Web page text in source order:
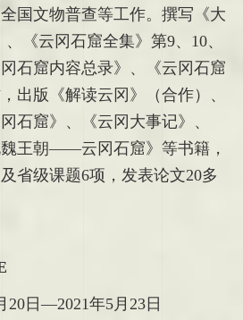
国文物普查等工作。撰写《大
《云冈石窟全集》第9、10、
石窟内容总录》、《云冈石窟
出版《解读云冈》（合作）、
石窟》、《云冈大事记》、
魏王朝——云冈石窟》等书籍，
省级课题6项，发表论文20多
20日—2021年5月23日